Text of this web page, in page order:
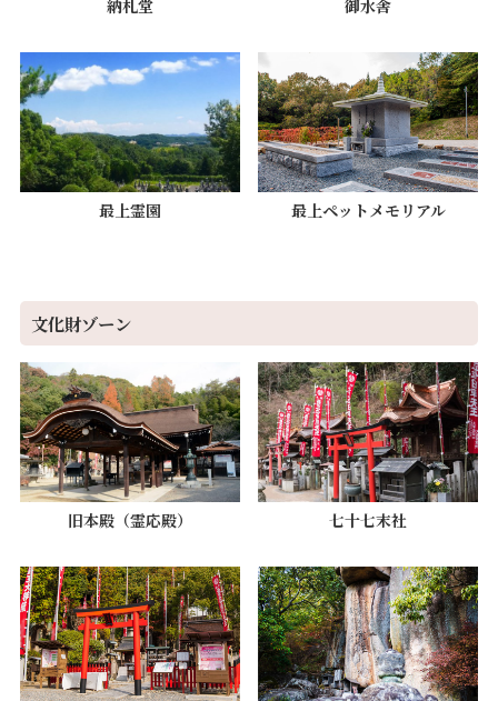
納札堂 御水舎
最上霊園 最上ペットメモリアル
文化財ゾーン
旧本殿（霊応殿） 七十七末社